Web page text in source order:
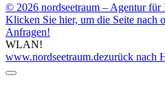
© 2026 nordseetraum – Agentur
Klicken Sie hier, um die Seite nach
Anfragen!
WLAN!
www.nordseetraum.dezurück nach